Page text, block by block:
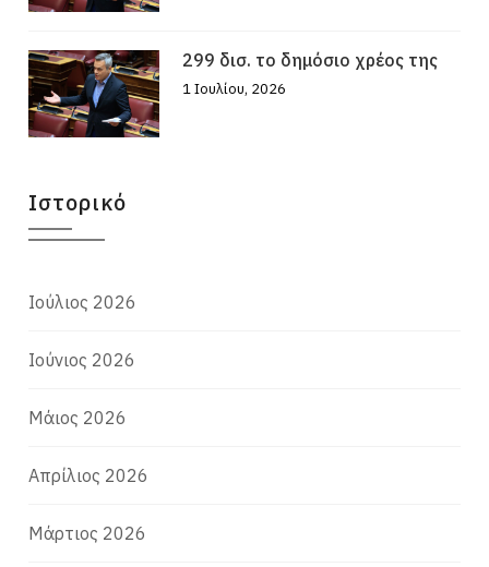
299 δισ. το δημόσιο χρέος της
1 Ιουλίου, 2026
Ιστορικό
Ιούλιος 2026
Ιούνιος 2026
Μάιος 2026
Απρίλιος 2026
Μάρτιος 2026